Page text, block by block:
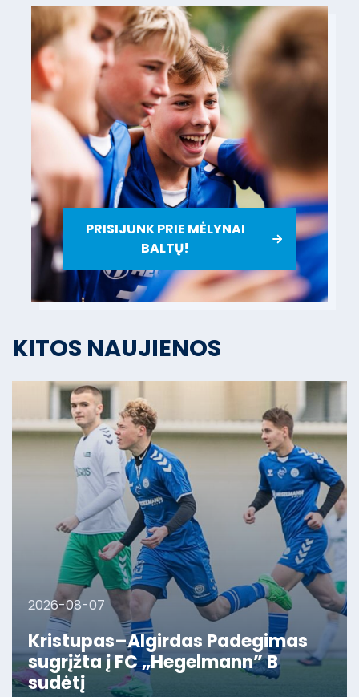
PRISIJUNK PRIE MĖLYNAI
BALTŲ!
KITOS NAUJIENOS
2026-08-07
Kristupas–Algirdas Padegimas
sugrįžta į FC „Hegelmann” B
sudėtį